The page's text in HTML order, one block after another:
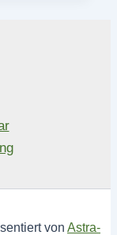
von Astra-